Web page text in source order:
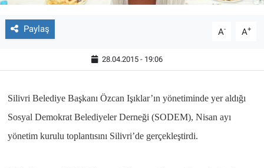
Paylaş A- A+
28.04.2015 - 19:06
Silivri Belediye Başkanı Özcan Işıklar’ın yönetiminde yer aldığı
Sosyal Demokrat Belediyeler Derneği (SODEM), Nisan ayı
yönetim kurulu toplantısını Silivri’de gerçekleştirdi.